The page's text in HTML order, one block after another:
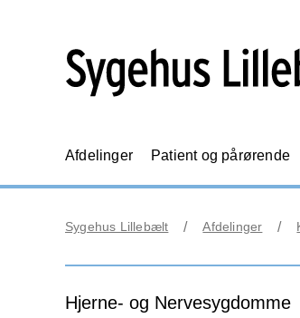
Afdelinger Patient og pårørende
Sygehus Lillebælt Afdelinger
Hjerne- og Nervesygdomme